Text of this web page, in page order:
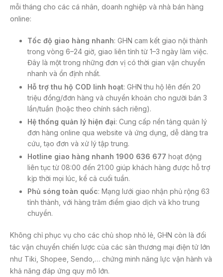
mỗi tháng cho các cá nhân, doanh nghiệp và nhà bán hàng
online:
Tốc độ giao hàng nhanh: GHN cam kết giao nội thành
trong vòng 6–24 giờ, giao liên tỉnh từ 1–3 ngày làm việc.
Đây là một trong những đơn vị có thời gian vận chuyển
nhanh và ổn định nhất.
Hỗ trợ thu hộ COD linh hoạt: GHN thu hộ lên đến 20
triệu đồng/đơn hàng và chuyển khoản cho người bán 3
lần/tuần (hoặc theo chính sách riêng).
Hệ thống quản lý hiện đại: Cung cấp nền tảng quản lý
đơn hàng online qua website và ứng dụng, dễ dàng tra
cứu, tạo đơn và xử lý tập trung.
Hotline giao hàng nhanh 1900 636 677 hoạt động
liên tục từ 08:00 đến 21:00 giúp khách hàng được hỗ trợ
kịp thời mọi lúc, kể cả cuối tuần.
Phủ sóng toàn quốc: Mạng lưới giao nhận phủ rộng 63
tỉnh thành, với hàng trăm điểm giao dịch và kho trung
chuyển.
Không chỉ phục vụ cho các chủ shop nhỏ lẻ, GHN còn là đối
tác vận chuyển chiến lược của các sàn thương mại điện tử lớn
như Tiki, Shopee, Sendo,… chứng minh năng lực vận hành và
khả năng đáp ứng quy mô lớn.